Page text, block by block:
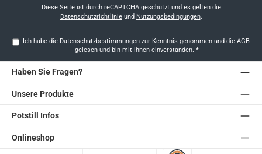
Diese Seite ist durch reCAPTCHA geschützt und es gelten die
Datenschutzrichtlinieund Nutzungsbedingungen.
Ich habe die Datenschutzbestimmungen zur Kenntnis genommen und dieAGB
gelesen und bin mit ihnen einverstanden. *
Haben Sie Fragen?
Unsere Produkte
Potstill Infos
Onlineshop